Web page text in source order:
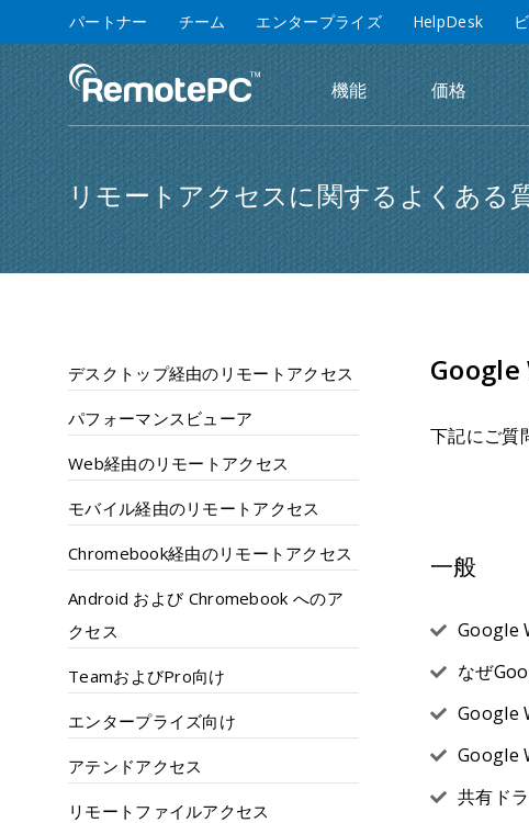
パートナー チーム エンタープライズ HelpDesk
機能 価格
リモートアクセスに関するよくある
デスクトップ経由のリモートアクセス
パフォーマンスビューア
Web経由のリモートアクセス
モバイル経由のリモートアクセス
Chromebook経由のリモートアクセス
Android および Chromebook へのア
クセス
TeamおよびPro向け
エンタープライズ向け
アテンドアクセス
リモートファイルアクセス
下記にご質
一般
Google
なぜ
Google
Google
共有ド